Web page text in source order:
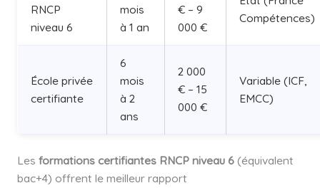
RNCP
niveau 6
mois
à 1 an
€ – 9
000 €
Compétences)
École privée
certifiante
6
mois
à 2
ans
2 000
€ – 15
000 €
Variable (ICF,
EMCC)
Les formations certifiantes RNCP niveau 6(équivalent
bac+4) offrent le meilleur rapport